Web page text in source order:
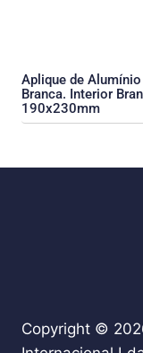
Aplique de
Branca. Interior
190x230mm
Copyright ©